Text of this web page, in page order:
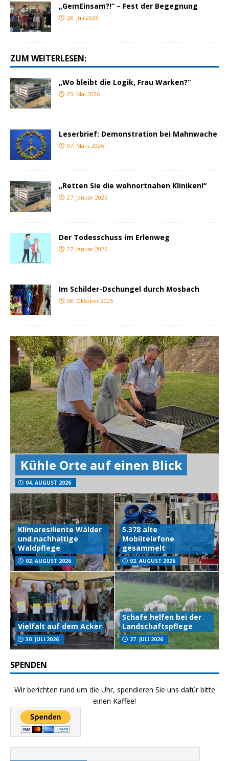
„GemEinsam?!“ – Fest der Begegnung
28. Juli 2026
ZUM WEITERLESEN:
„Wo bleibt die Logik, Frau Warken?“
23. Mai 2026
Leserbrief: Demonstration bei Mahnwache
07. März 2026
„Retten Sie die wohnortnahen Kliniken!“
27. Januar 2026
Der Todesschuss im Erlenweg
27. Januar 2026
Im Schilder-Dschungel durch Mosbach
08. Oktober 2025
Kühle Orte auf einen Blick
04. AUGUST 2026
Klimaresiliente Wälder
und nachhaltige
Waldpflege
02. AUGUST 2026
5.378 alte
Mobiltelefone
gesammelt
02. AUGUST 2026
Vielfalt auf dem Acker
30. JULI 2026
Schafe helfen bei der
Landschaftspflege
27. JULI 2026
SPENDEN
Wir berichten rund um die Uhr, spendieren Sie uns dafür bitte
einen Kaffee!